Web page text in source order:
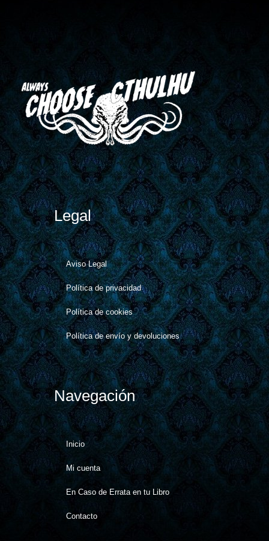
Legal
Aviso Legal
Política de privacidad
Política de cookies​
Política de envío y devoluciones
Navegación
Inicio
Mi cuenta
En Caso de Errata en tu Libro
Contacto